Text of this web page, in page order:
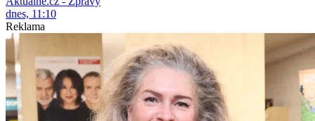
dnes, 11:10
Reklama